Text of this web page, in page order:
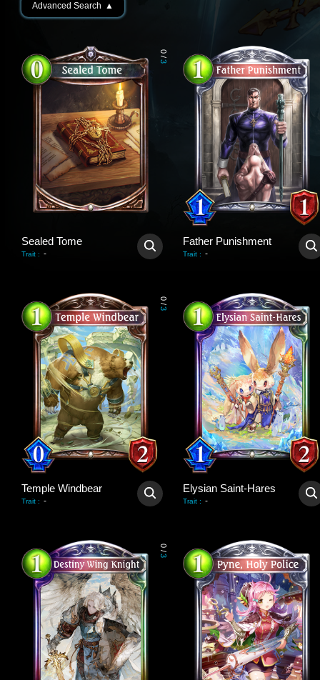
Advanced Search ▲
0
/
3
Sealed Tome
Trait : -
Father Punishment
Trait : -
0
/
3
Temple Windbear
Trait : -
Elysian Saint-Hares
Trait : -
0
/
3